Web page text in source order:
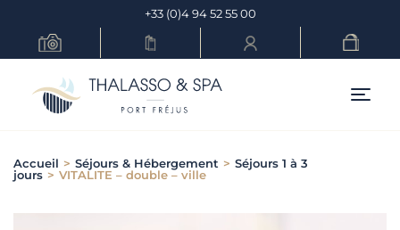
content
+33 (0)4 94 52 55 00
Menu
Accueil > Séjours & Hébergement > Séjours 1 à 3
jours > VITALITE – double – ville